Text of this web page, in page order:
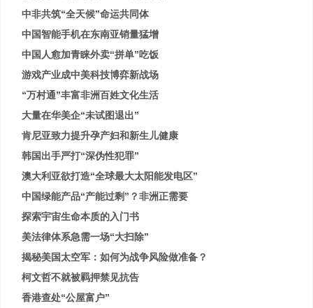
中非共筑“全天候”命运共同体
中国智能手机在东南亚销量猛增
中国人愈加青睐外卖“拼单”吃饭
游戏产业成中美科技博弈新战场
“万村通”丰富非洲百姓文化生活
大量在华美企“未试图退出”
肯尼亚致力提升孕产妇和新生儿健康
韩国出手严打“深伪性犯罪”
澳大利亚欲打造“全球最大太阳能发电区”
中国绿能产品“产能过剩”？非洲正需要
探索宇宙生命本质的入门书
美法律体系急需一场“大扫除”
揭秘美国太空军：如何为战争风险做准备？
柯文哲不就被羁押禁见抗告
香港查处“公屋富户”